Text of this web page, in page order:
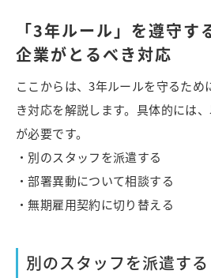
「3年ルール」を遵守す
企業がとるべき対応
ここからは、3年ルールを守るため
き対応を解説します。具体的には
が必要です。
・別のスタッフを派遣する
・部署異動について相談する
・無期雇用契約に切り替える
別のスタッフを派遣する